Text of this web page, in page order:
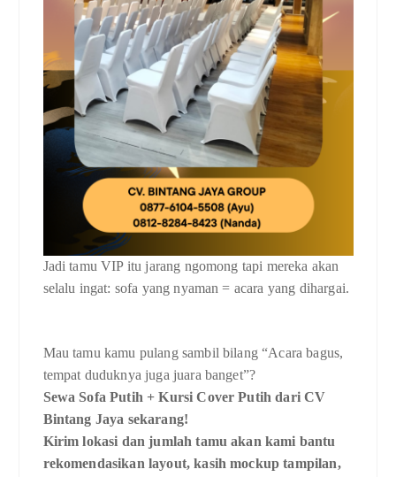
Jadi tamu VIP itu jarang ngomong tapi mereka akan
selalu ingat: sofa yang nyaman = acara yang dihargai.
Mau tamu kamu pulang sambil bilang “Acara bagus,
tempat duduknya juga juara banget”?
Sewa Sofa Putih + Kursi Cover Putih dari CV
Bintang Jaya sekarang!
Kirim lokasi dan jumlah tamu akan kami bantu
rekomendasikan layout, kasih mockup tampilan,